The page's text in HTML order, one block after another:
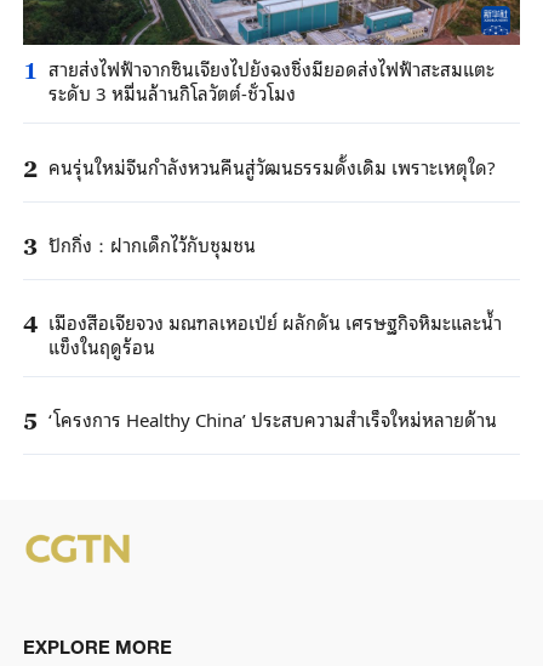
1 สายส่งไฟฟ้าจากซินเจียงไปยังฉงชิ่งมียอดส่งไฟฟ้าสะสมแตะ
ระดับ 3 หมื่นล้านกิโลวัตต์-ชั่วโมง
2 คนรุ่นใหม่จีนกำลังหวนคืนสู่วัฒนธรรมดั้งเดิม เพราะเหตุใด?
3 ปักกิ่ง：ฝากเด็กไว้กับชุมชน
4 เมืองสือเจียจวง มณฑลเหอเป่ย์ ผลักดัน เศรษฐกิจหิมะและน้ำ
แข็งในฤดูร้อน
5 ‘โครงการ Healthy China’ ประสบความสำเร็จใหม่หลายด้าน
EXPLORE MORE